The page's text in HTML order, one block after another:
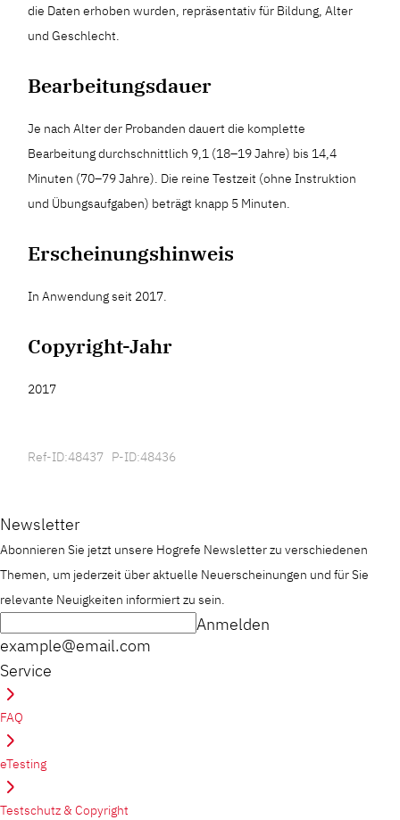
die Daten erhoben wurden, repräsentativ für Bildung, Alter
und Geschlecht.
Bearbeitungsdauer
Je nach Alter der Probanden dauert die komplette
Bearbeitung durchschnittlich 9,1 (18–19 Jahre) bis 14,4
Minuten (70–79 Jahre). Die reine Testzeit (ohne Instruktion
und Übungsaufgaben) beträgt knapp 5 Minuten.
Erscheinungshinweis
In Anwendung seit 2017.
Copyright-Jahr
2017
Ref-ID:48437 P-ID:48436
Newsletter
Abonnieren Sie jetzt unsere Hogrefe Newsletter zu verschiedenen
Themen, um jederzeit über aktuelle Neuerscheinungen und für Sie
relevante Neuigkeiten informiert zu sein.
example@email.com
Anmelden
Service
FAQ
eTesting
Testschutz & Copyright